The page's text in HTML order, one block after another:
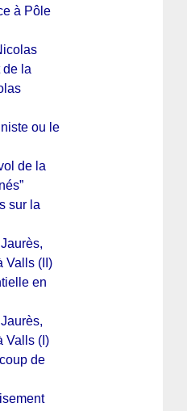
à Pôle
de la
ou le
de la
sur la
Valls (II)
en
Valls (I)
de